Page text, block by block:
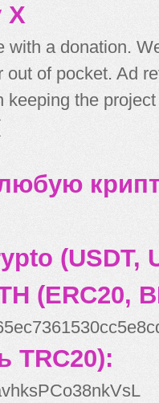
X
with a donation.
of pocket. Ad
keeping the
(USDT,
(ERC20,
TRC20):